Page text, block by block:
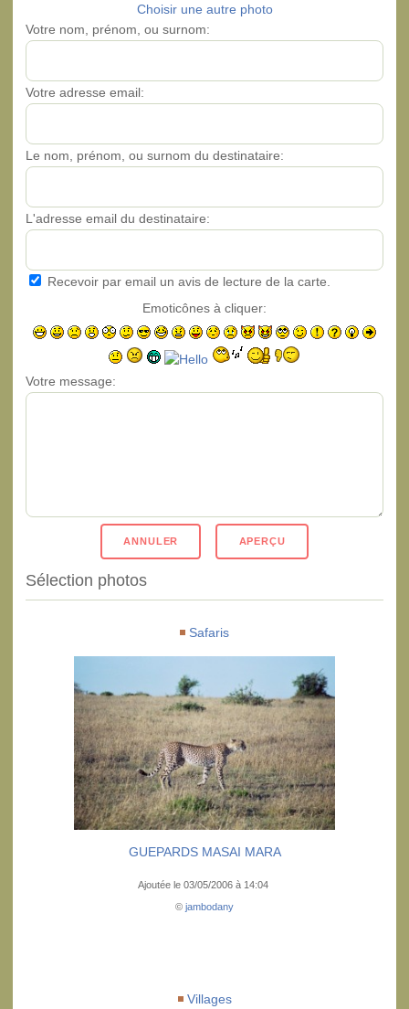
Choisir une autre photo
Votre nom, prénom, ou surnom:
Votre adresse email:
Le nom, prénom, ou surnom du destinataire:
L'adresse email du destinataire:
Recevoir par email un avis de lecture de la carte.
Emoticônes à cliquer:
Votre message:
Sélection photos
Safaris
GUEPARDS MASAI MARA
Ajoutée le 03/05/2006 à 14:04
© jambodany
Villages